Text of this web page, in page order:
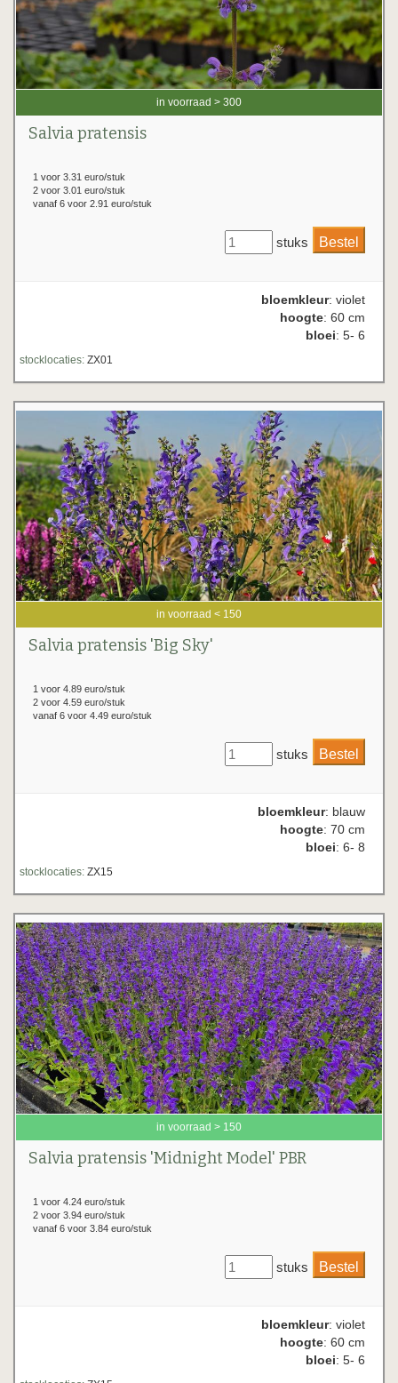
in voorraad > 300
Salvia pratensis
1 voor 3.31 euro/stuk
2 voor 3.01 euro/stuk
vanaf 6 voor 2.91 euro/stuk
stuks
bloemkleur: violet
hoogte: 60 cm
bloei: 5- 6
stocklocaties: ZX01
in voorraad < 150
Salvia pratensis 'Big Sky'
1 voor 4.89 euro/stuk
2 voor 4.59 euro/stuk
vanaf 6 voor 4.49 euro/stuk
stuks
bloemkleur: blauw
hoogte: 70 cm
bloei: 6- 8
stocklocaties: ZX15
in voorraad > 150
Salvia pratensis 'Midnight Model' PBR
1 voor 4.24 euro/stuk
2 voor 3.94 euro/stuk
vanaf 6 voor 3.84 euro/stuk
stuks
bloemkleur: violet
hoogte: 60 cm
bloei: 5- 6